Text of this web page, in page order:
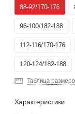
88-92/170-176
96-100/182-188
112-116/170-176
120-124/182-188
Таблица
Характеристики